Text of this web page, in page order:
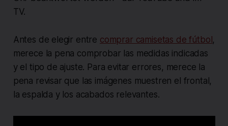
TV.
Antes de elegir entre comprar camisetas de fútbol,
merece la pena comprobar las medidas indicadas
y el tipo de ajuste. Para evitar errores, merece la
pena revisar que las imágenes muestren el frontal,
la espalda y los acabados relevantes.